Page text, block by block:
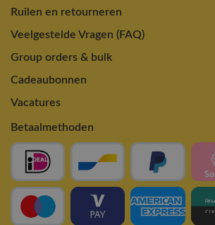
Ruilen en retourneren
Veelgestelde Vragen (FAQ)
Group orders & bulk
Cadeaubonnen
Vacatures
Betaalmethoden